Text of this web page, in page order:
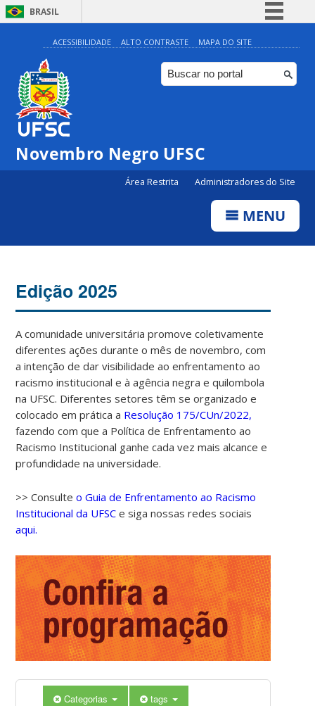
BRASIL
Simplifique!
Comunica BR
Participe
ACESSIBILIDADE ALTO CONTRASTE MAPA DO SITE
Novembro Negro UFSC
Área Restrita Administradores do Site
MENU
Edição 2025
A comunidade universitária promove coletivamente
diferentes ações durante o mês de novembro, com
a intenção de dar visibilidade ao enfrentamento ao
racismo institucional e à agência negra e quilombola
na UFSC. Diferentes setores têm se organizado e
colocado em prática a Resolução 175/CUn/2022,
fazendo com que a Política de Enfrentamento ao
Racismo Institucional ganhe cada vez mais alcance e
profundidade na universidade.
>> Consulteo Guia de Enfrentamento ao Racismo
Institucional da UFSC e siga nossas redes sociais
aqui.
Categorias tags